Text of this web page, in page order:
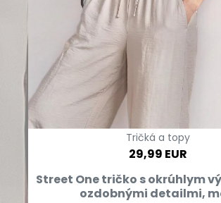
Tričká a topy
29,99 EUR
Street One tričko s okrúhlym
ozdobnými detailmi,